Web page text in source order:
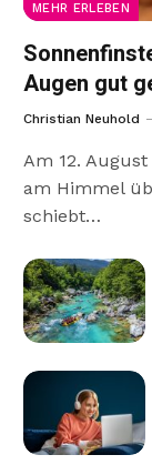
MEHR ERLEBEN
Augen gut
Christian Neuhold
Am 12.
am Himmel
schiebt…